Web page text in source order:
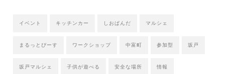
イベント キッチンカー しおぱんだ マルシェ
まるっとぴーす ワークショップ 中富町 参加型 坂戸
坂戸マルシェ 子供が遊べる 安全な場所 情報